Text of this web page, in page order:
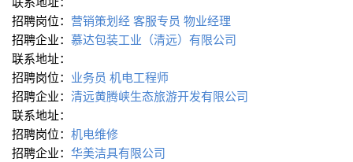
招聘岗位： 营销策划经客服专员 物业经理
招聘企业： 慕达包装工业（清远）有限公司
联系地址：
招聘岗位： 业务员 机电工程师
招聘企业： 清远黄腾峡生态旅游开发有限公司
联系地址：
招聘岗位： 机电维修
招聘企业： 华美洁具有限公司